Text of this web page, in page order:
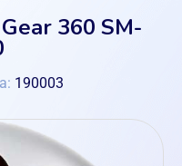
360 SM-
190003